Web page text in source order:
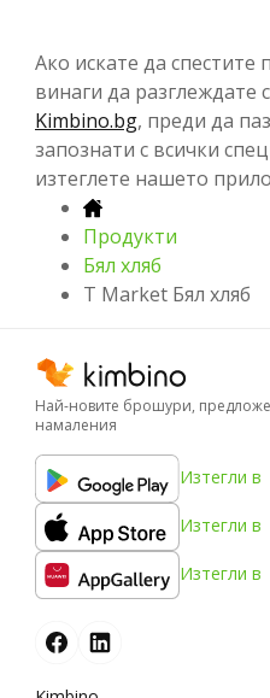
Ако искате да спестите
винаги да разглеждате
Kimbino.bg, преди да
запознати с всички
изтеглете нашето
Продукти
Бял хляб
T Market Бял хляб
Най-новите брошури,
намаления
Изтегли в
Изтегли в
Изтегли в